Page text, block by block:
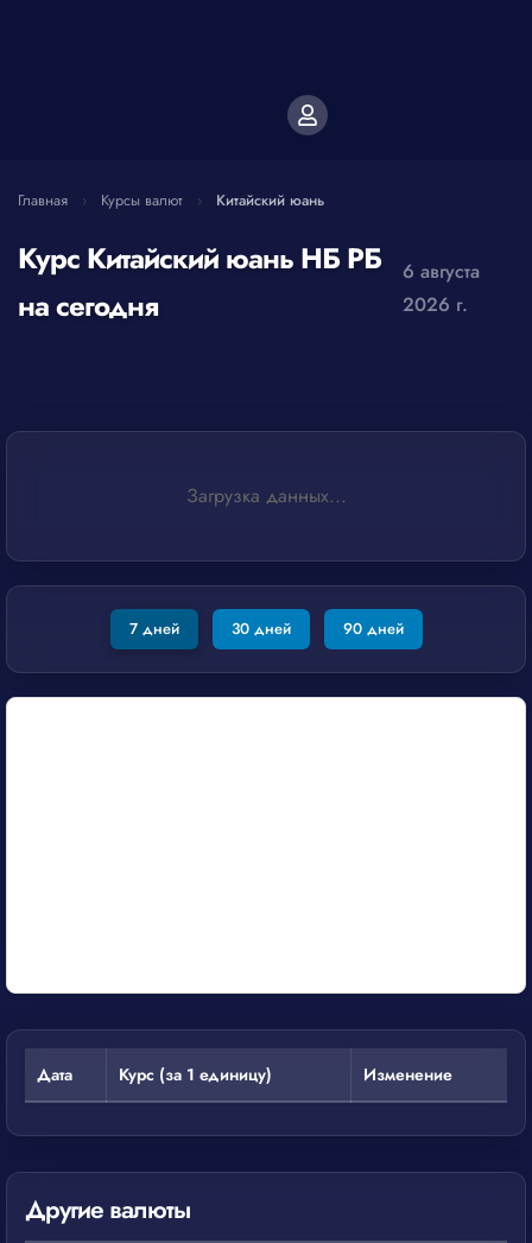
Главная › Курсы валют › Китайский юань
Курс Китайский юань НБ РБ
на сегодня
6 августа
2026 г.
Загрузка данных...
7 дней 30 дней 90 дней
Дата Курс (за 1 единицу) Изменение
Другие валюты